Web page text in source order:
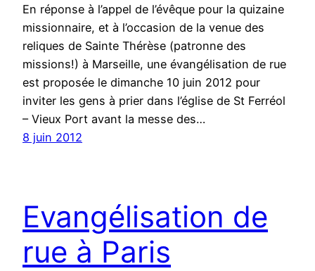
En réponse à l’appel de l’évêque pour la quizaine
missionnaire, et à l’occasion de la venue des
reliques de Sainte Thérèse (patronne des
missions!) à Marseille, une évangélisation de rue
est proposée le dimanche 10 juin 2012 pour
inviter les gens à prier dans l’église de St Ferréol
– Vieux Port avant la messe des…
8 juin 2012
Evangélisation de
rue à Paris